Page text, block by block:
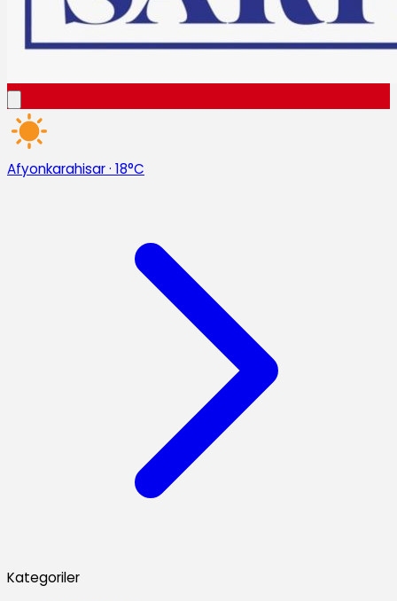
Afyonkarahisar· 18°C
Kategoriler